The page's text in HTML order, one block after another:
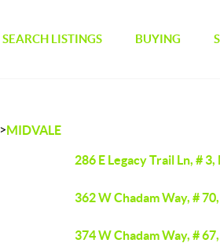
SEARCH LISTINGS BUYING
>MIDVALE
286 E Legacy Trail Ln, #
362 W Chadam Way, #
374 W Chadam Way, #